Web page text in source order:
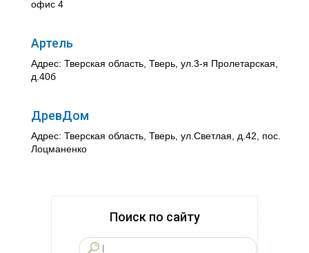
офис 4
Артель
Адрес: Тверская область, Тверь, ул.3-я Пролетарская,
д.40б
ДревДом
Адрес: Тверская область, Тверь, ул.Светлая, д.42, пос.
Лоцманенко
Поиск по сайту